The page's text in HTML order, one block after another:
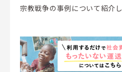
宗教戦争の事例について紹介し